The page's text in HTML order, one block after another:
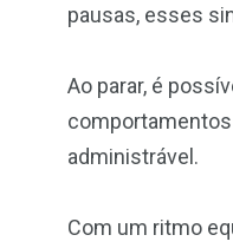
pausas, esses
Ao parar, é
administrável.
Com um ritmo